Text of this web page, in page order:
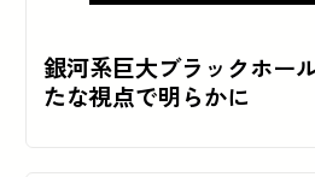
銀河系巨大ブラックホー
たな視点で明らかに